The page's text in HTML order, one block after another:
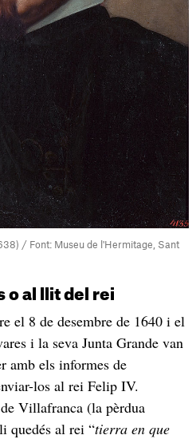
/ Font: Museu de l'Hermitage, Sant
o al llit del rei
el 8 de desembre de 1640 i el
i la seva Junta Grande van
amb els informes de
los al rei Felip IV.
Villafranca (la pèrdua
quedés al rei “tierra en que